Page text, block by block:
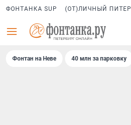
ФОНТАНКА SUP (ОТ)ЛИЧНЫЙ ПИТЕР
Фонтан на Неве 40 млн за парковку